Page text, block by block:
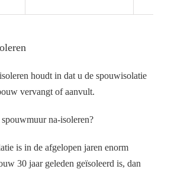
houdt in dat u de spouwisolatie
vervangt of aanvult.
na-isoleren?
is in de afgelopen jaren enorm
30 jaar geleden geïsoleerd is, dan